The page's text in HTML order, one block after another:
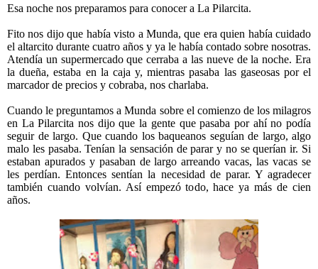
Esa noche nos preparamos para conocer a La Pilarcita.
Fito nos dijo que había visto a Munda, que era quien había cuidado
el altarcito durante cuatro años y ya le había contado sobre nosotras.
Atendía un supermercado que cerraba a las nueve de la noche. Era
la dueña, estaba en la caja y, mientras pasaba las gaseosas por el
marcador de precios y cobraba, nos charlaba.
Cuando le preguntamos a Munda sobre el comienzo de los milagros
en La Pilarcita nos dijo que la gente que pasaba por ahí no podía
seguir de largo. Que cuando los baqueanos seguían de largo, algo
malo les pasaba. Tenían la sensación de parar y no se querían ir. Si
estaban apurados y pasaban de largo arreando vacas, las vacas se
les perdían. Entonces sentían la necesidad de parar. Y agradecer
también cuando volvían. Así empezó todo, hace ya más de cien
años.